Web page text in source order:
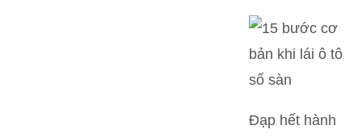
Đạp hết hành